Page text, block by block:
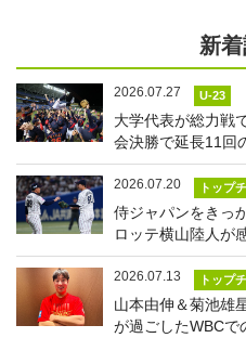
新
2026.07.27 U-23
大学代表が総力戦
会決勝で延長11回
2026.07.20 トップ
侍ジャパンをきっ
ロッテ横山陸人が
2026.07.13 トップ
山本由伸＆菊池雄
が過ごしたWBCで